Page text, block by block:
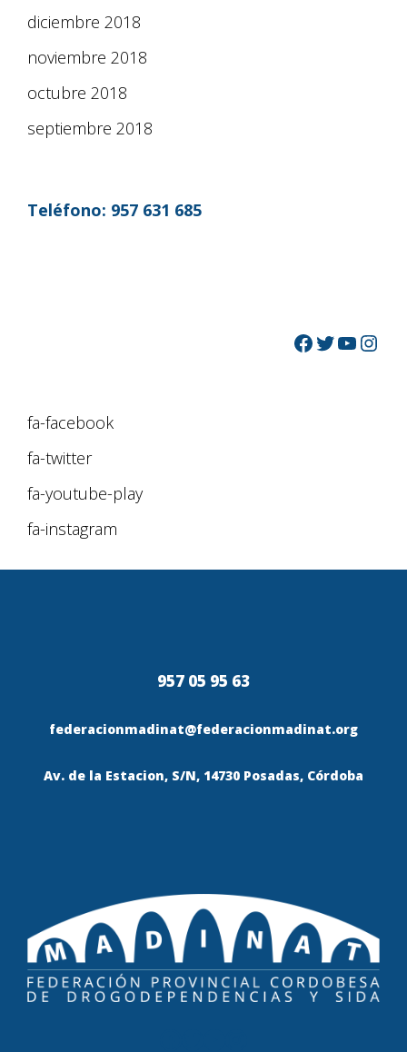
diciembre 2018
noviembre 2018
octubre 2018
septiembre 2018
Teléfono: 957 631 685
fa-facebook
fa-twitter
fa-youtube-play
fa-instagram
957 05 95 63
federacionmadinat@federacionmadinat.org
Av. de la Estacion, S/N, 14730 Posadas, Córdoba